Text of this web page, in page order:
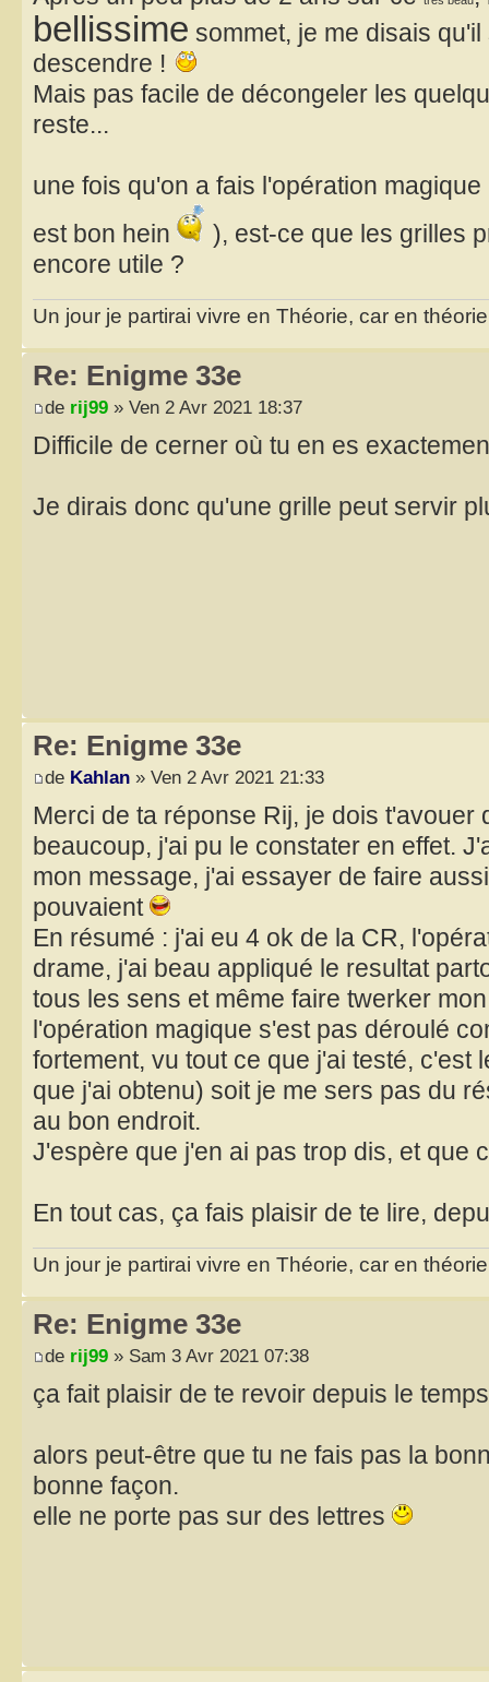
bellissime sommet, je me disais
descendre !
Mais pas facile de décongeler les
reste...
une fois qu'on a fais l'opération
est bon hein
), est-ce que les grilles
encore utile ?
Un jour je partirai vivre en Théorie, car en
Re: Enigme 33e
de rij99 » Ven 2 Avr 2021 18:37
Difficile de cerner où tu en es
Je dirais donc qu'une grille peut servir
Re: Enigme 33e
de Kahlan » Ven 2 Avr 2021 21:33
Merci de ta réponse Rij, je dois t'avouer
beaucoup, j'ai pu le constater en effet.
mon message, j'ai essayer de faire
pouvaient
En résumé : j'ai eu 4 ok de la CR,
drame, j'ai beau appliqué le resultat
tous les sens et même faire twerker
l'opération magique s'est pas déroulé
fortement, vu tout ce que j'ai testé, c'est
que j'ai obtenu) soit je me sers pas du
au bon endroit.
J'espère que j'en ai pas trop dis, et que
En tout cas, ça fais plaisir de te lire,
Un jour je partirai vivre en Théorie, car en
Re: Enigme 33e
de rij99 » Sam 3 Avr 2021 07:38
ça fait plaisir de te revoir depuis le
alors peut-être que tu ne fais pas la
bonne façon.
elle ne porte pas sur des lettres